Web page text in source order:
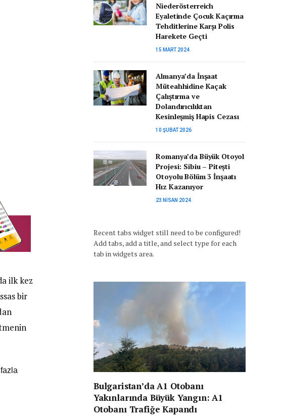
ilk kez
bir
Niederösterreich
Eyaletinde Çocuk Kaçırma
Tehditlerine Karşı Polis
Harekete Geçti
15 MART 2024
Almanya’da İnşaat
Müteahhidine Kaçak
Çalıştırma ve
Dolandırıcılıktan
Kesinleşmiş Hapis Cezası
10 ŞUBAT 2026
Romanya’da Büyük Otoyol
Projesi: Sibiu – Pitești
Otoyolu Bölüm 3 İnşaatı
Hız Kazanıyor
23 NISAN 2024
Recent tabs widget still need to be configured!
Add tabs, add a title, and select type for each
tab in widgets area.
Bulgaristan’da A1 Otobanı
Yakınlarında Büyük Yangın: A1
Otobanı Trafiğe Kapandı